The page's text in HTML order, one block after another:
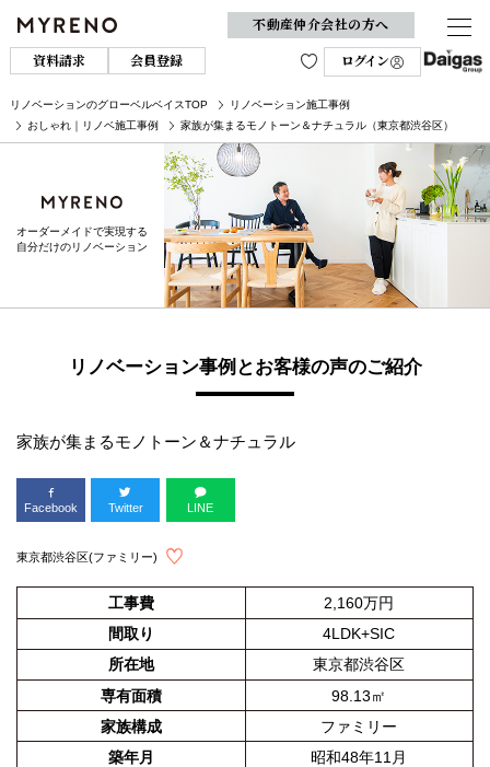
不動産仲介会社の方へ
資料請求
会員登録 ログイン
リノベーションのグローベルベイスTOP
リノベーション施工事例
おしゃれ｜リノベ施工事例
家族が集まるモノトーン＆ナチュラル（東京都渋谷区）
オーダーメイドで実現する
自分だけのリノベーション
リノベーション事例とお客様の声のご紹介
家族が集まるモノトーン＆ナチュラル
Facebook Twitter LINE
東京都渋谷区(ファミリー)
工事費
2,160万円
間取り
4LDK+SIC
所在地
東京都渋谷区
専有面積
98.13㎡
家族構成
ファミリー
築年月
昭和48年11月